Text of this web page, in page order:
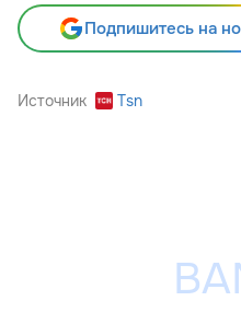
Подпишитесь на
Источник Tsn